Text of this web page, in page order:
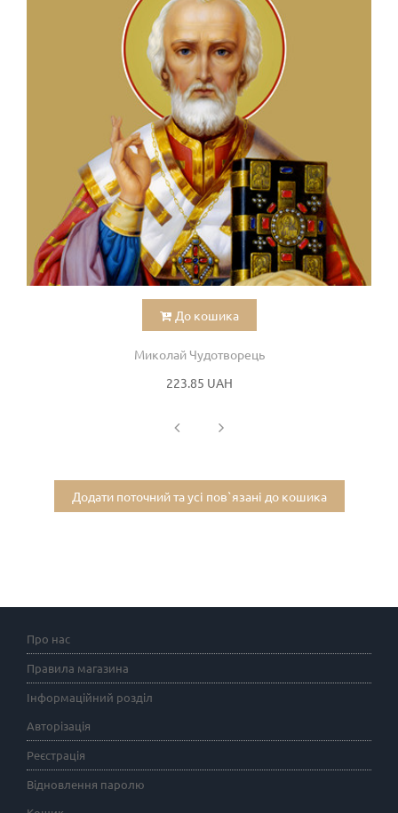
До кошика
Миколай Чудотворець
223.85 UAH
Додати поточний та усі пов`язані до кошика
Про нас
Правила магазина
Інформаційний розділ
Авторізація
Реєстрація
Відновлення паролю